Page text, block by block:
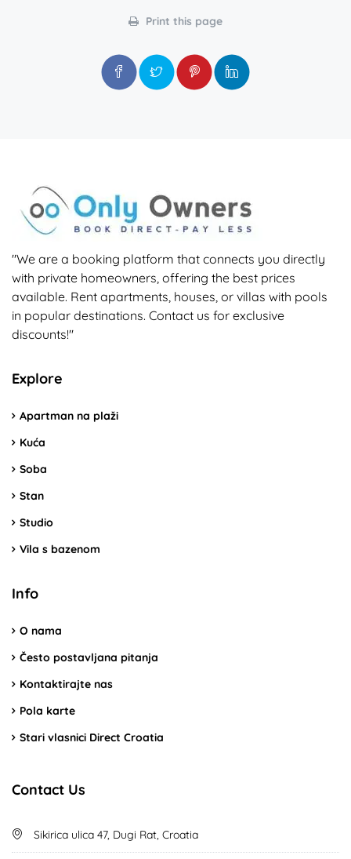
Print this page
"We are a booking platform that connects you directly
with private homeowners, offering the best prices
available. Rent apartments, houses, or villas with pools
in popular destinations. Contact us for exclusive
discounts!"
Explore
Apartman na plaži
Kuća
Soba
Stan
Studio
Vila s bazenom
Info
O nama
Često postavljana pitanja
Kontaktirajte nas
Pola karte
Stari vlasnici Direct Croatia
Contact Us
Sikirica ulica 47, Dugi Rat, Croatia